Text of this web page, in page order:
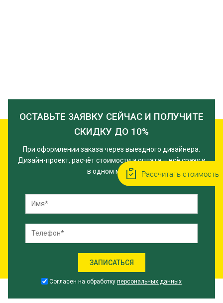
ОСТАВЬТЕ ЗАЯВКУ СЕЙЧАС И ПОЛУЧИТЕ
СКИДКУ ДО 10%
При оформлении заказа через выездного дизайнера.
Дизайн-проект, расчёт стоимости и оплата – всё сразу и
в одном месте!
Согласен на обработку персональных данных
Рассчитать стоимость